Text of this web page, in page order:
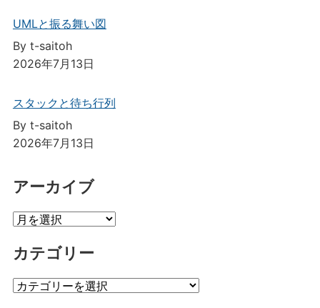
UMLと振る舞い図
By t-saitoh
2026年7月13日
スタックと待ち行列
By t-saitoh
2026年7月13日
アーカイブ
ア
カ
ブ
カテゴリー
カ